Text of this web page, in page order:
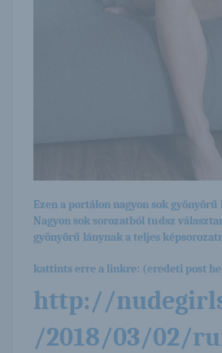
Ezen a portálon nagyon sok
Nagyon sok sorozatból tudsz
gyönyörű lánynak a teljes
kattints erre a linkre: (eredeti post
http://
/2018/03/02/